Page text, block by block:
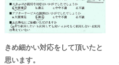
きめ細かい対応をして頂いたと
思います。